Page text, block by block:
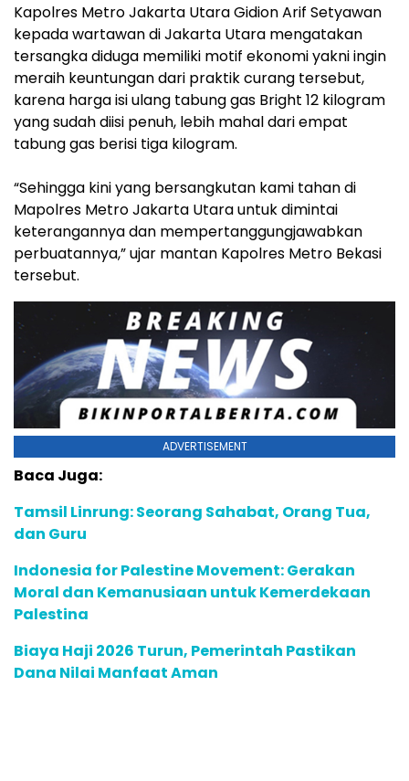
Kapolres Metro Jakarta Utara Gidion Arif Setyawan
kepada wartawan di Jakarta Utara mengatakan
tersangka diduga memiliki motif ekonomi yakni ingin
meraih keuntungan dari praktik curang tersebut,
karena harga isi ulang tabung gas Bright 12 kilogram
yang sudah diisi penuh, lebih mahal dari empat
tabung gas berisi tiga kilogram.
“Sehingga kini yang bersangkutan kami tahan di
Mapolres Metro Jakarta Utara untuk dimintai
keterangannya dan mempertanggungjawabkan
perbuatannya,” ujar mantan Kapolres Metro Bekasi
tersebut.
ADVERTISEMENT
Baca Juga:
Tamsil Linrung: Seorang Sahabat, Orang Tua,
dan Guru
Indonesia for Palestine Movement: Gerakan
Moral dan Kemanusiaan untuk Kemerdekaan
Palestina
Biaya Haji 2026 Turun, Pemerintah Pastikan
Dana Nilai Manfaat Aman